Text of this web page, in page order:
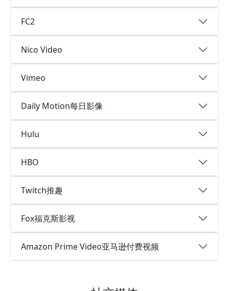
FC2
Nico Video
Vimeo
Daily Motion每日影像
Hulu
HBO
Twitch推趣
Fox福克斯影视
Amazon Prime Video亚马逊付费视频